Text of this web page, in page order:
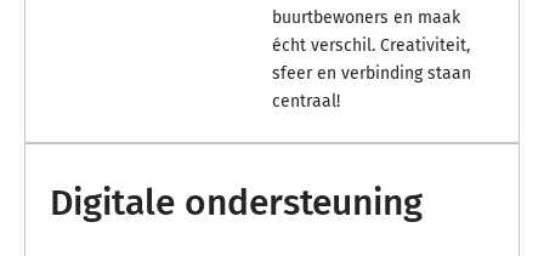
buurtbewoners en maak
écht verschil. Creativiteit,
sfeer en verbinding staan
centraal!
Digitale ondersteuning